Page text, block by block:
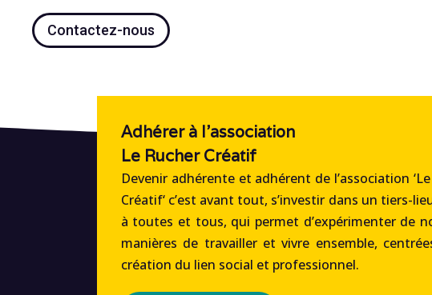
Contactez-nous
Adhérer à l'association
Le Rucher Créatif
Devenir adhérente et adhérent de l’association
Créatif‘ c’est avant tout, s’investir dans un tiers-
à toutes et tous, qui permet d’expérimenter de
manières de travailler et vivre ensemble,
création du lien social et professionnel.